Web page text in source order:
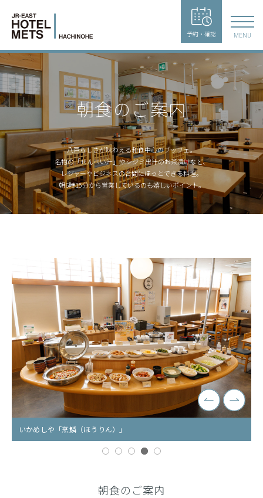
予約・確認 MENU
朝食のご案内
八戸らしさが味わえる和食中心のブッフェ。
名物の「せんべい汁」やシジミ出汁のお茶漬けなど、
レジャーやビジネスの合間にほっとできる料理。
朝6時15分から営業しているのも嬉しいポイント。
いかめしや「烹鱗（ほうりん）」
いかめしや「烹鱗（ほうりん）」
いかめしや「烹鱗（ほうりん）」
いかめしや「烹鱗（ほうりん）」
いかめしや「烹鱗（ほうりん）」
朝食のご案内